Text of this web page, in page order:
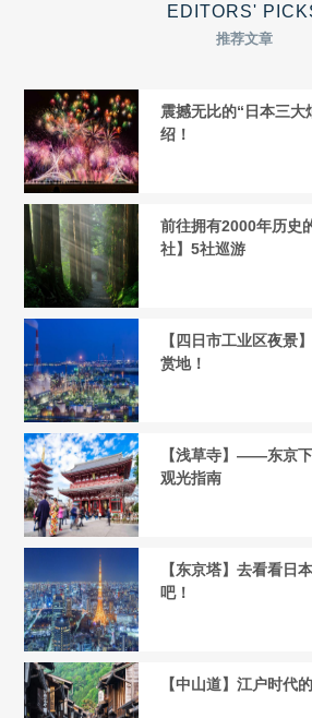
EDITORS'
推荐文章
震撼无比的“日本三大
绍！
前往拥有2000年历史
社】5社巡游
【四日市工业区夜景
赏地！
【浅草寺】——东京
观光指南
【东京塔】去看看日
吧！
【中山道】江户时代